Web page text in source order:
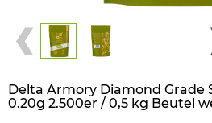
Delta Armory Diamond Grade
0.20g 2.500er / 0,5 kg Beutel